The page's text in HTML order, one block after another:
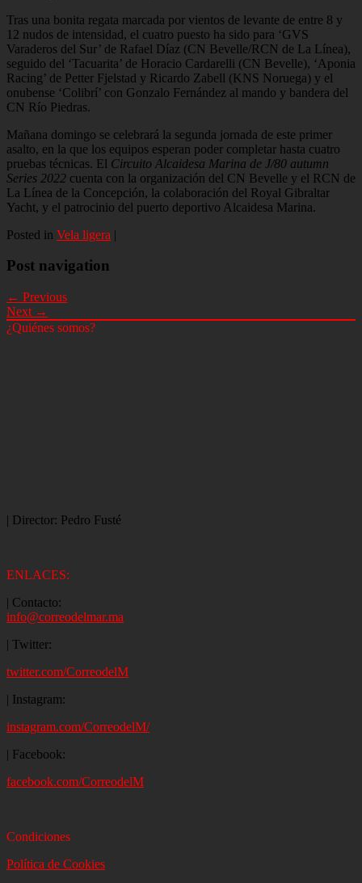
Tras una bonita regata marcada por vientos de levante de entre 8 y
12 nudos de intensidad, el cuatro puesto ha sido para ‘GVS
Varaderos del Sur’ de Rafael Díaz (CN Bevelle/RCN de La Línea),
seguido del ‘Tacuarita’ de Horacio Cardarelli (CN Bevelle), ‘Aponia
Racing’ de Petter Fjelstad y Ricardo Zabell (KNS Noruega) y el
onubense ‘Colibrí’ con Gonzalo Fernández al mando y bandera del
CN Río Piedras.
Mañana domingo se celebrará la segunda jornada de este primer
asalto, en la que los equipos esperan poder completar hasta cuatro
pruebas técnicas. El Circuito Alcaidesa Marina de J/80 autumn
Series 2022 cuenta con la organización del CN Bevelle y el RCN de
La Línea de la Concepción, la colaboración del Royal Gibraltar
Yacht, y el patrocinio del puerto deportivo Alcaidesa Marina.
Posted in Vela ligera |
Post navigation
← Previous
Next →
¿Quiénes somos?
| Director: Pedro Fusté
ENLACES:
| Contacto:
info@correodelmar.ma
| Twitter:
twitter.com/CorreodelM
| Instagram:
instagram.com/CorreodelM/
| Facebook:
facebook.com/CorreodelM
Condiciones
Política de Cookies